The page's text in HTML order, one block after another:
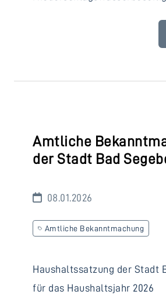
Amtliche
der Stadt Bad
08.01.2026
Amtliche Bekanntmachung
Haushaltssatzung der Stadt
für das Haushaltsjahr 2026